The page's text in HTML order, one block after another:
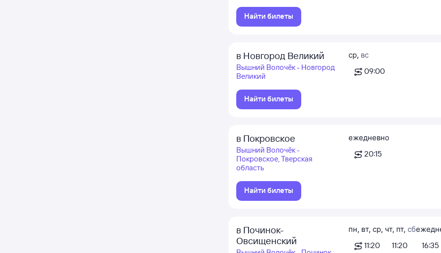
Найти билеты
в Новгород Великий
Вышний Волочёк - Новгород
Великий
Найти билеты
ср, вс
09:00
в Покровское
Вышний Волочёк -
Покровское, Тверская
область
Найти билеты
ежедневно
20:15
в Починок-
Овсищенский
пн, вт, ср, чт, пт, сб
11:20
11:20
16:35